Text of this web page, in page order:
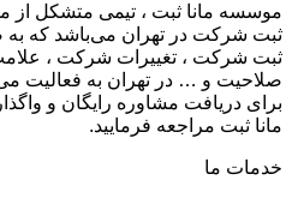
موسسه مانا ثبت ، تیمی متشکل از
ثبت شرکت در تهران می‌باشد که
ثبت شرکت ، تغییرات شرکت ، علامت
صلاحیت و … در تهران به فعالیت
برای دریافت مشاوره رایگان و
مانا ثبت مراجعه فرمایید.
خدمات ما